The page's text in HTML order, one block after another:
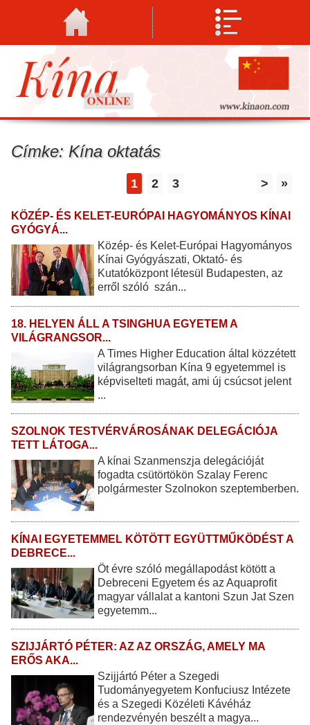
Címke: Kína oktatás
1 2 3 > »
KÖZÉP- ÉS KELET-EURÓPAI HAGYOMÁNYOS KÍNAI
GYÓGYÁ...
Közép- és Kelet-Európai Hagyományos
Kínai Gyógyászati, Oktató- és
Kutatóközpont létesül Budapesten, az
erről szóló szán...
18. HELYEN ÁLL A TSINGHUA EGYETEM A
VILÁGRANGSOR...
A Times Higher Education által közzétett
világrangsorban Kína 9 egyetemmel is
képviselteti magát, ami új csúcsot jelent
...
SZOLNOK TESTVÉRVÁROSÁNAK DELEGÁCIÓJA
TETT LÁTOGA...
A kínai Szanmenszja delegációját
fogadta csütörtökön Szalay Ferenc
polgármester Szolnokon szeptemberben.
KÍNAI EGYETEMMEL KÖTÖTT EGYÜTTMŰKÖDÉST A
DEBRECE...
Öt évre szóló megállapodást kötött a
Debreceni Egyetem és az Aquaprofit
magyar vállalat a kantoni Szun Jat Szen
egyetemm...
SZIJJÁRTÓ PÉTER: AZ AZ ORSZÁG, AMELY MA
ERŐS AKA...
Szijjártó Péter a Szegedi
Tudományegyetem Konfuciusz Intézete
és a Szegedi Közéleti Kávéház
rendezvényén beszélt a magya...